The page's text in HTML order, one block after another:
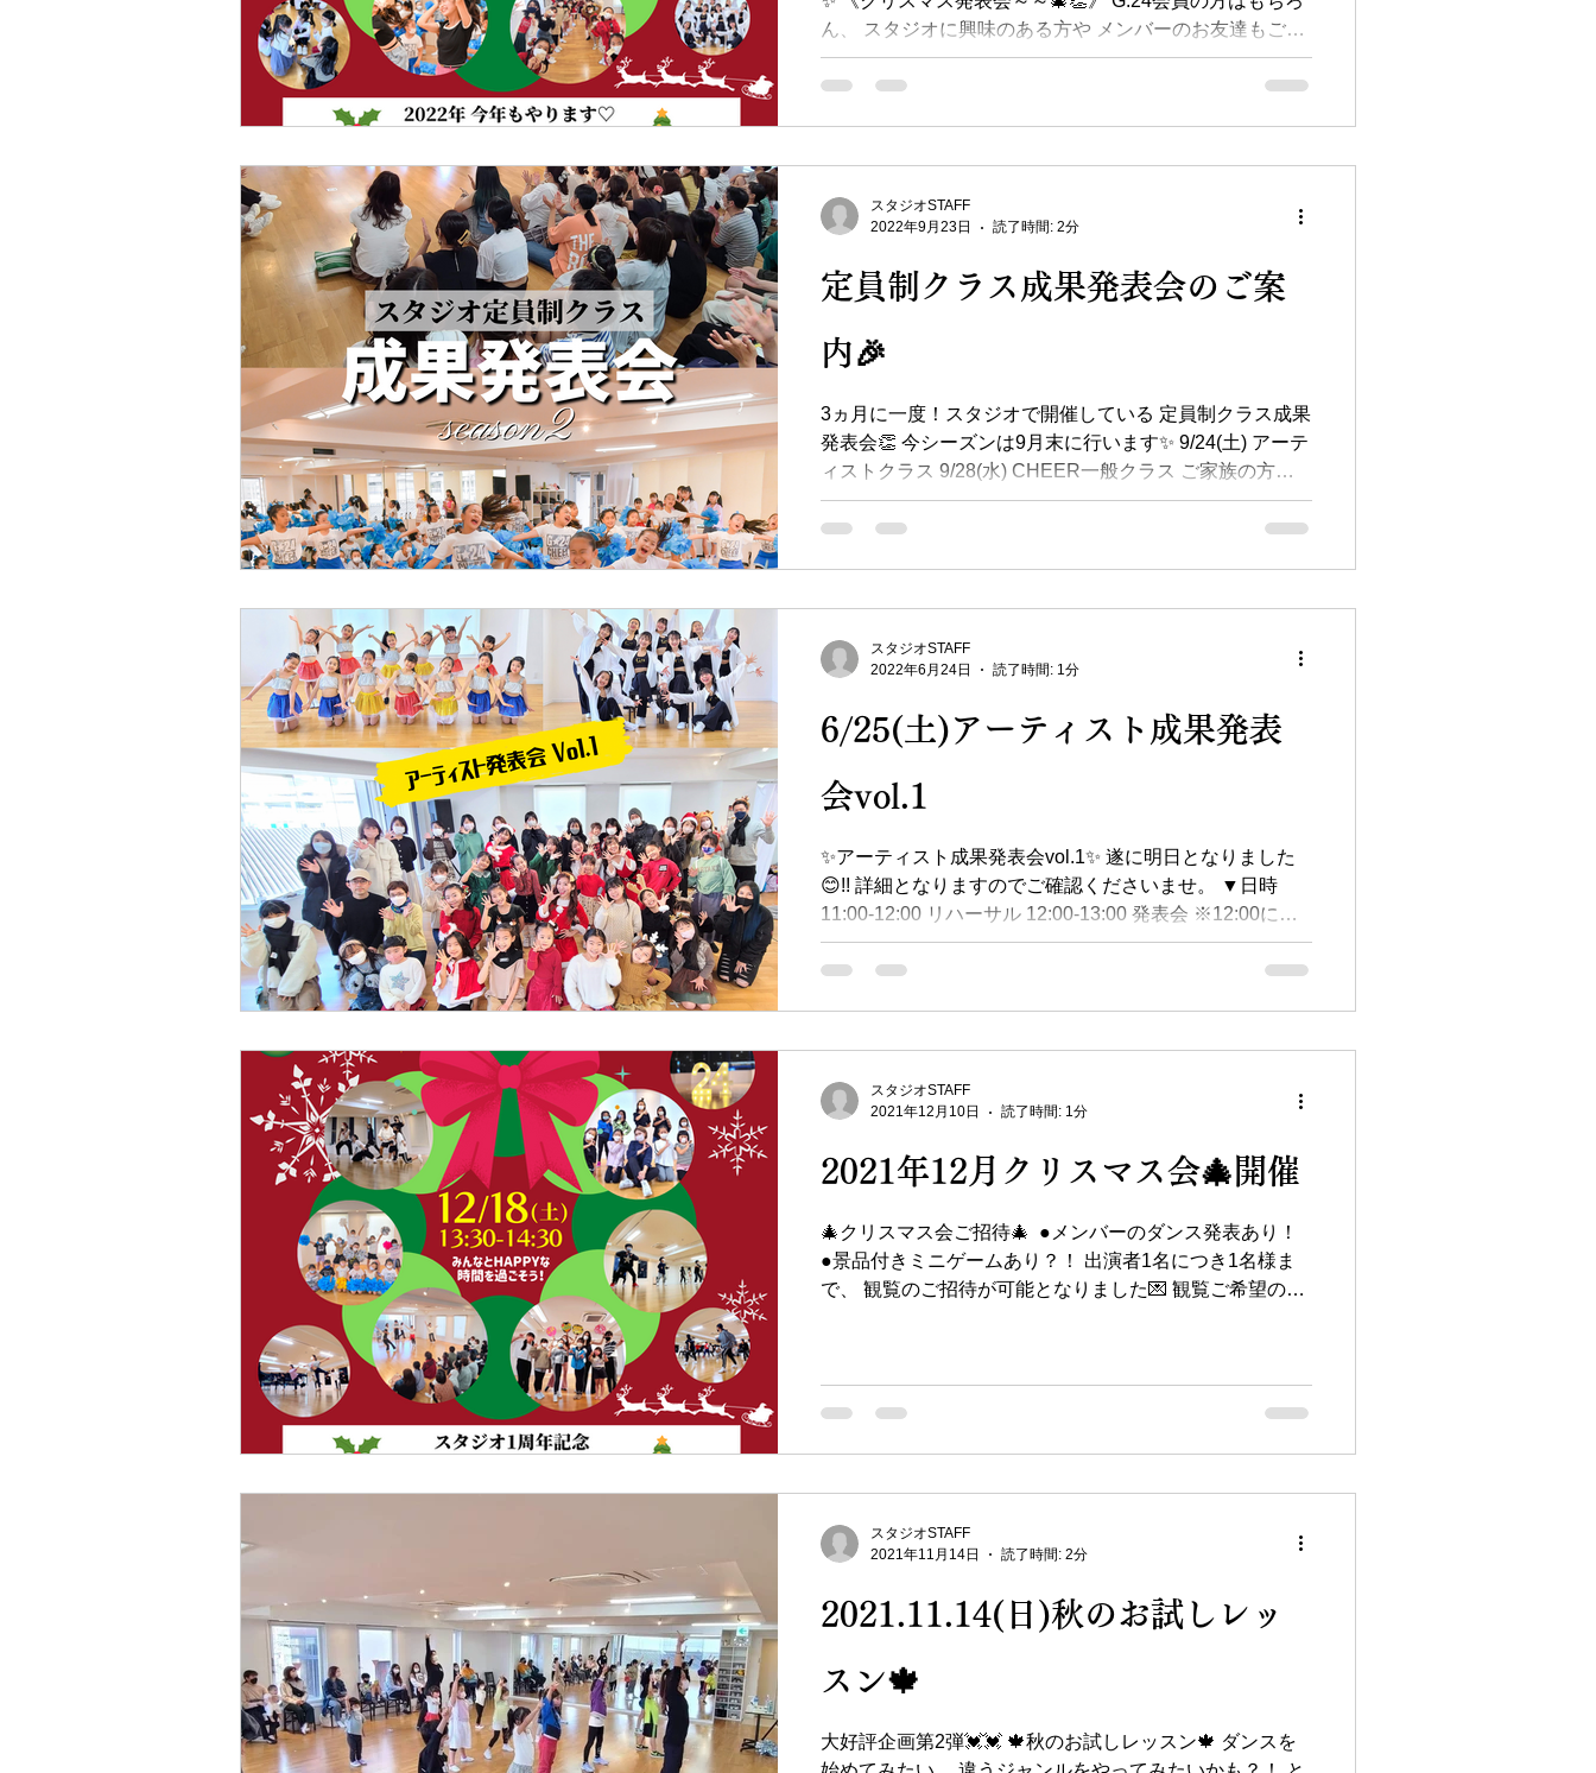
ん、 スタジオに興味のある方や メンバーのお友達もご参
加OKです♪ 事前申込制となのますので 参加ご希望の方
(出演希望/観覧希望の方)は...
定員制クラス成果発表会のご案
内🎉
3ヵ月に一度！スタジオで開催している 定員制クラス成果
発表会👏 今シーズンは9月末に行います✨ 9/24(土) アーテ
ィストクラス 9/28(水) CHEER一般クラス ご家族の方は
もちろん、 ダンスに興味をお持ちの方 メンバーのお友達
♡ ご観覧大歓迎です！...
スタジオSTAFF
2022年9月23日
読了時間: 2分
6/25(土)アーティスト成果発表
会vol.1
✨アーティスト成果発表会vol.1✨ 遂に明日となりました
😊!! 詳細となりますのでご確認くださいませ。 ▼日時
11:00-12:00 リハーサル 12:00-13:00 発表会 ※12:00にエ
レベーターを開けますので ご入場ください。 ▼メンバー
衣装...
スタジオSTAFF
2022年6月24日
読了時間: 1分
2021年12月クリスマス会🎄開催
🎄クリスマス会ご招待🎄 ⁡ ●メンバーのダンス発表あり！
●景品付きミニゲームあり？！ 出演者1名につき1名様ま
で、 観覧のご招待が可能となりました💌 観覧ご希望の方
スタジオSTAFF
2021年12月10日
読了時間: 1分
2021.11.14(日)秋のお試しレッ
スン🍁
大好評企画第2弾💓💓 🍁秋のお試しレッスン🍁 ダンスを
スタジオSTAFF
2021年11月14日
読了時間: 2分